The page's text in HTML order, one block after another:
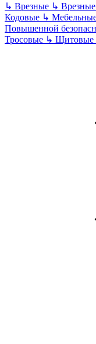
↳ Врезные ↳
Кодовые ↳
Повышенной
Тросовые ↳ Щитовые